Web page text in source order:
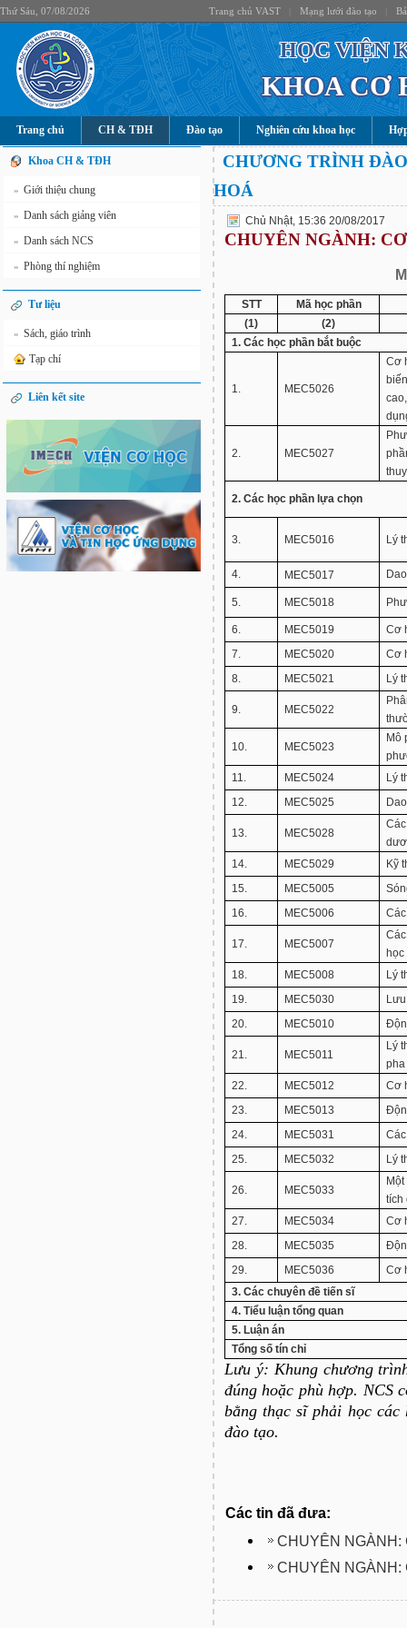
Thứ Sáu, 07/08/2026 Trang chủ VAST Mạng lưới đào tạo
HỌC VIỆN
KHOA CƠ
Trang chủ CH & TĐH Đào tạo Nghiên cứu khoa học
Khoa CH & TĐH
» Giới thiệu chung
» Danh sách giảng viên
» Danh sách NCS
» Phòng thí nghiệm
Tư liệu
» Sách, giáo trình
Tạp chí
Liên kết site
CHƯƠNG TRÌNH
HOÁ
Chủ Nhật, 15:36 20/08/2017
CHUYÊN NGÀNH:
STT
Mã học phần
(1)
(2)
1. Các học phần bắt buộc
1. MEC5026
Cơ
2. MEC5027
2. Các học phần lựa chọn
3. MEC5016 Lý
4. MEC5017
5. MEC5018
6. MEC5019
Cơ
7.
MEC5020
Cơ
8.
MEC5021 Lý
9. MEC5022
10. MEC5023
Mô
11.
MEC5024
Lý
12.
MEC5025
13. MEC5028
14.
MEC5029
Kỹ
15.
MEC5005
16.
MEC5006
17. MEC5007
18.
MEC5008
Lý
19.
MEC5030
20.
MEC5010
21. MEC5011
Lý
pha
22.
MEC5012
Cơ
23.
MEC5013
24.
MEC5031
25.
MEC5032 Lý
26. MEC5033
tích
27.
MEC5034
Cơ
28.
MEC5035
29.
MEC5036
Cơ
3. Các chuyên đề tiến sĩ
4. Tiểu luận tổng quan
5. Luận án
Tổng số tín chỉ
Lưu ý: Khung chương
đúng hoặc phù hợp. NCS
bằng thạc sĩ phải học các
đào tạo.
Các tin đã đưa:
CHUYÊN NGÀNH:
CHUYÊN NGÀNH: